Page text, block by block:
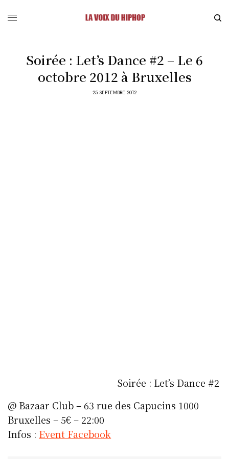
Soirée : Let’s Dance #2 – Le 6
octobre 2012 à Bruxelles
25 SEPTEMBRE 2012
Soirée : Let’s Dance #2
@ Bazaar Club – 63 rue des Capucins 1000
Bruxelles – 5€ – 22:00
Infos : Event Facebook